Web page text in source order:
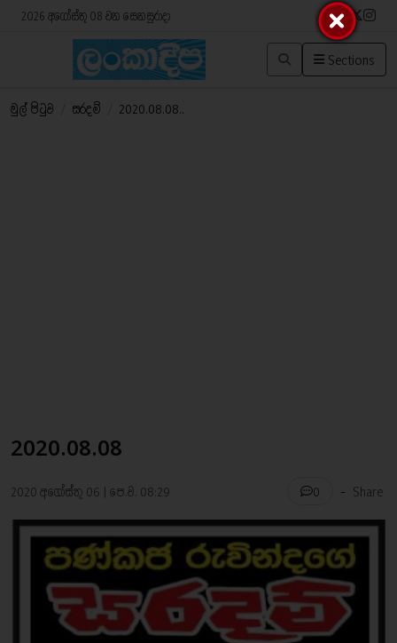
2026 අගෝස්තු 08 වන සෙනසුරාදා
Sections
මුල් පිටුව සරදම් 2020.08.08..
2020.08.08
2020 අගෝස්තු 06 | පෙ.ව. 08:29 0 - Share